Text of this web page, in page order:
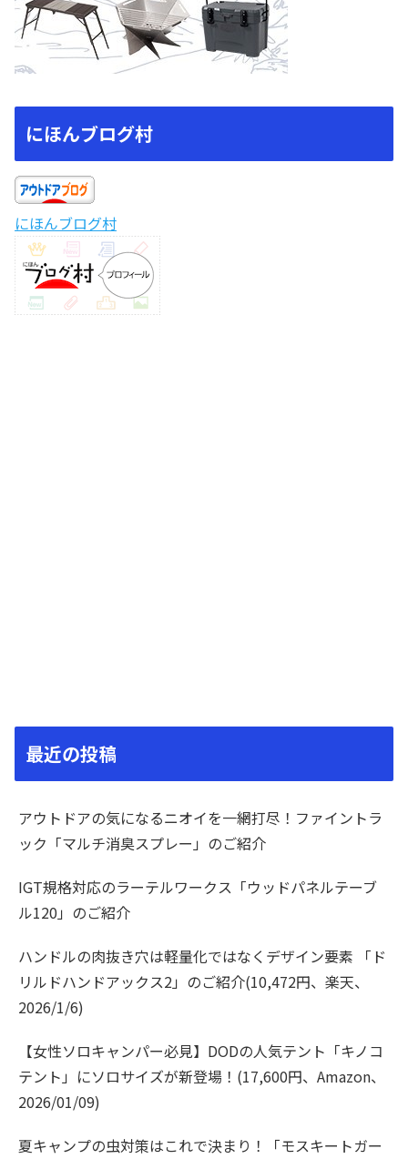
にほんブログ村
にほんブログ村
最近の投稿
アウトドアの気になるニオイを一網打尽！ファイントラ
ック「マルチ消臭スプレー」のご紹介
IGT規格対応のラーテルワークス「ウッドパネルテーブ
ル120」のご紹介
ハンドルの肉抜き穴は軽量化ではなくデザイン要素 「ド
リルドハンドアックス2」のご紹介(10,472円、楽天、
2026/1/6)
【女性ソロキャンパー必見】DODの人気テント「キノコ
テント」にソロサイズが新登場！(17,600円、Amazon、
2026/01/09)
夏キャンプの虫対策はこれで決まり！「モスキートガー